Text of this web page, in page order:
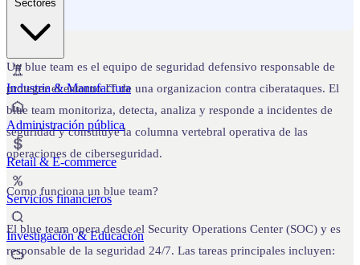
Industria & Manufactura
Administración pública
Retail & E-commerce
Servicios financieros
Investigación & Educación
Un blue team es el equipo de seguridad defensivo responsable de
proteger el entorno IT de una organizacion contra ciberataques. El
blue team monitoriza, detecta, analiza y responde a incidentes de
seguridad y constituye la columna vertebral operativa de las
operaciones de ciberseguridad.
Como funciona un blue team?
El blue team opera desde el Security Operations Center (SOC) y es
responsable de la seguridad 24/7. Las tareas principales incluyen: